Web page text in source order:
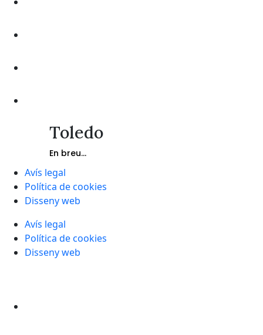
Toledo
En breu...
Avís legal
Política de cookies
Disseny web
Avís legal
Política de cookies
Disseny web